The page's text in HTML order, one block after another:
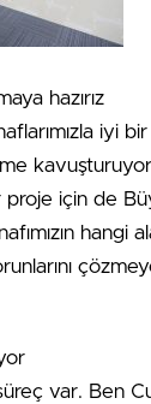
hazırız
iyi
proje için de
var. Ben